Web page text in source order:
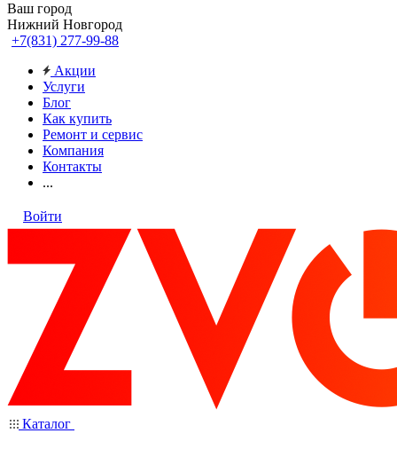
Ваш город
Нижний Новгород
+7(831) 277-99-88
Акции
Услуги
Блог
Как купить
Ремонт и сервис
Компания
Контакты
...
Войти
Каталог